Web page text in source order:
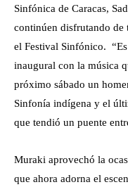
Sinfónica de Caracas,
continúen disfrutando de
el Festival Sinfónico.
inaugural con la música
próximo sábado un
Sinfonía indígena y el
que tendió un puente
Muraki aprovechó la
que ahora adorna el